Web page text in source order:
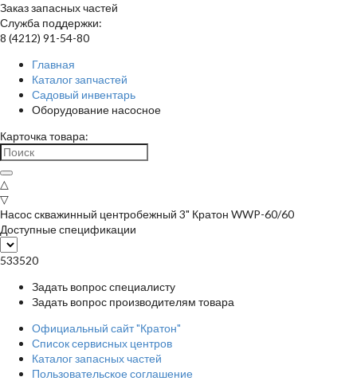
Заказ запасных частей
Служба поддержки:
8 (4212) 91-54-80
Главная
Каталог запчастей
Садовый инвентарь
Оборудование насосное
Карточка товара:
△
▽
Насос скважинный центробежный 3" Кратон WWP-60/60
Доступные спецификации
533520
Задать вопрос специалисту
Задать вопрос производителям товара
Официальный сайт "Кратон"
Список сервисных центров
Каталог запасных частей
Пользовательское соглашение